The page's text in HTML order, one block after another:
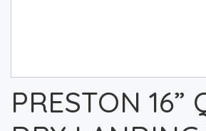
PRESTON 16”